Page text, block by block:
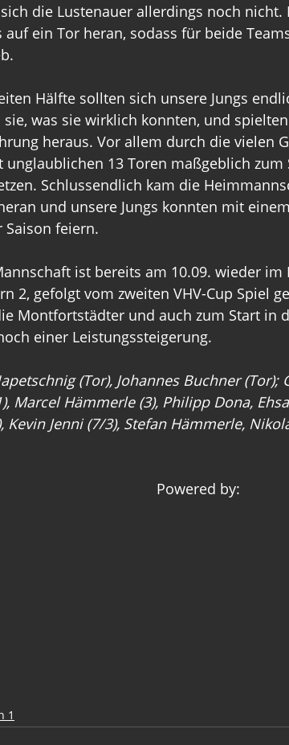
die Lustenauer allerdings noch
ein Tor heran, sodass für beide
Hälfte sollten sich unsere Jungs
sie, was sie wirklich konnten, und
heraus. Vor allem durch die vielen
unglaublichen 13 Toren maßgeblich zum
Schlussendlich kam die
und unsere Jungs konnten mit
Saison feiern.
ist bereits am 10.09. wieder im
2, gefolgt vom zweiten VHV-Cup Spiel
Montfortstädter und auch zum Start in
einer Leistungssteigerung.
(Tor), Johannes Buchner (Tor);
Marcel Hämmerle (3), Philipp Dona,
Kevin Jenni (7/3), Stefan Hämmerle,
Powered by:
1